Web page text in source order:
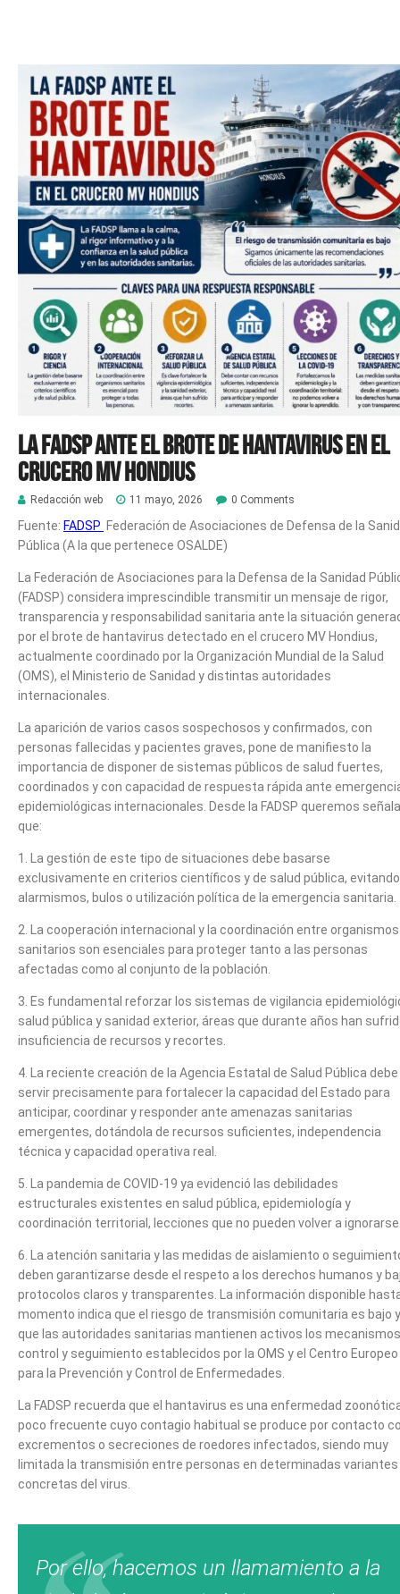
La FADSP ante el brote de hantavirus en el
crucero MV Hondius
Redacción web 11 mayo, 2026 0 Comments
Fuente: FADSP Federación de Asociaciones de Defensa de la
Pública (A la que pertenece OSALDE)
La Federación de Asociaciones para la Defensa de la Sanidad
(FADSP) considera imprescindible transmitir un mensaje de rigor,
transparencia y responsabilidad sanitaria ante la situación
por el brote de hantavirus detectado en el crucero MV Hondius,
actualmente coordinado por la Organización Mundial de la Salud
(OMS), el Ministerio de Sanidad y distintas autoridades
internacionales.
La aparición de varios casos sospechosos y confirmados, con
personas fallecidas y pacientes graves, pone de manifiesto la
importancia de disponer de sistemas públicos de salud fuertes,
coordinados y con capacidad de respuesta rápida ante
epidemiológicas internacionales. Desde la FADSP queremos
que:
1. La gestión de este tipo de situaciones debe basarse
exclusivamente en criterios científicos y de salud pública, evitando
alarmismos, bulos o utilización política de la emergencia sanitaria.
2. La cooperación internacional y la coordinación entre organismos
sanitarios son esenciales para proteger tanto a las personas
afectadas como al conjunto de la población.
3. Es fundamental reforzar los sistemas de vigilancia
salud pública y sanidad exterior, áreas que durante años han
insuficiencia de recursos y recortes.
4. La reciente creación de la Agencia Estatal de Salud Pública debe
servir precisamente para fortalecer la capacidad del Estado para
anticipar, coordinar y responder ante amenazas sanitarias
emergentes, dotándola de recursos suficientes, independencia
técnica y capacidad operativa real.
5. La pandemia de COVID-19 ya evidenció las debilidades
estructurales existentes en salud pública, epidemiología y
coordinación territorial, lecciones que no pueden volver a
6. La atención sanitaria y las medidas de aislamiento o
deben garantizarse desde el respeto a los derechos humanos y
protocolos claros y transparentes. La información disponible
momento indica que el riesgo de transmisión comunitaria es bajo y
que las autoridades sanitarias mantienen activos los
control y seguimiento establecidos por la OMS y el Centro Europeo
para la Prevención y Control de Enfermedades.
La FADSP recuerda que el hantavirus es una enfermedad
poco frecuente cuyo contagio habitual se produce por contacto
excrementos o secreciones de roedores infectados, siendo muy
limitada la transmisión entre personas en determinadas variantes
concretas del virus.
Por ello, hacemos un llamamiento a la